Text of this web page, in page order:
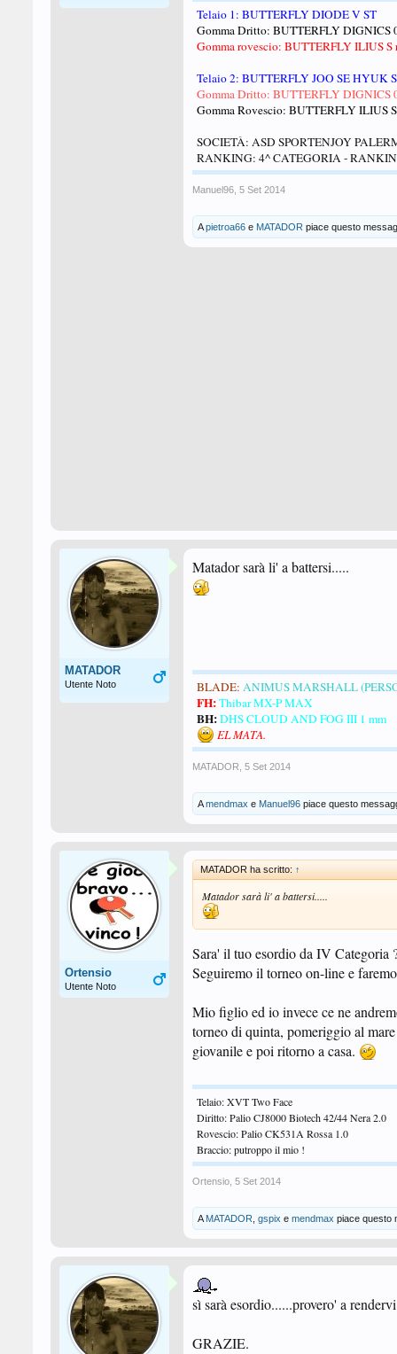
Telaio 1: BUTTERFLY DIODE V ST
Gomma Dritto: BUTTERFLY DIGNICS
Gomma rovescio: BUTTERFLY ILIUS S
Telaio 2: BUTTERFLY JOO SE HYUK
Gomma Dritto: BUTTERFLY DIGNICS
Gomma Rovescio: BUTTERFLY ILIUS S
SOCIETÀ: ASD SPORTENJOY
RANKING: 4^ CATEGORIA -
Manuel96 5 Set 2014
Apietroa66 e MATADOR piace questo
MATADOR
Utente Noto
Matador sarà li' a battersi.....
BLADE: ANIMUS MARSHALL
FH:Thibar MX-P MAX
BH:DHS CLOUD AND FOG III 1 mm
EL MATA.
MATADOR 5 Set 2014
Amendmax e Manuel96 piace questo
Ortensio
Utente Noto
MATADOR ha scritto: ↑
Matador sarà li' a battersi.....
Sara' il tuo esordio da IV Categoria
Seguiremo il torneo on-line e
Mio figlio ed io invece ce ne
torneo di quinta, pomeriggio al
giovanile e poi ritorno a casa.
Telaio: XVT Two Face
Diritto: Palio CJ8000 Biotech 42/44 Nera 2.0
Rovescio: Palio CK531A Rossa 1.0
Braccio: putroppo il mio !
Ortensio 5 Set 2014
A MATADOR gspix e mendmax piace questo
sì sarà esordio......provero' a
GRAZIE.